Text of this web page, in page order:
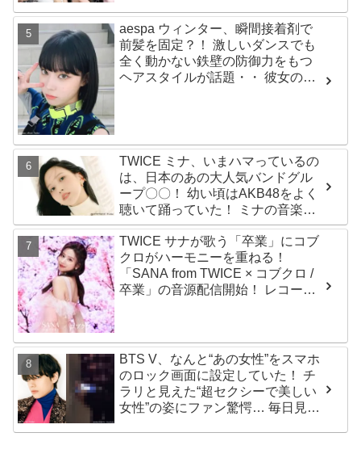
aespa ウィンター、瞬間接着剤で
前髪を固定？！ 激しいダンスでも
全く動かない鉄壁の防御力をもつ
ヘアスタイルが話題・・ 彼女の美
TWICE ミナ、いまハマっているの
は、日本のあの大人気バンドグル
ープ〇〇！ 幼い頃はAKB48をよく
聴いて踊っていた！ ミナの音楽の
趣味が明らかに
TWICE サナが歌う「卒業」にコブ
クロがハーモニーを重ねる！
「SANA from TWICE × コブクロ /
卒業」の音源配信開始！ レコーデ
BTS V、なんと“あの女性”をスマホ
のロック画面に設定していた！ チ
ラリと見えた“超セクシーで美しい
女性”の姿にファン驚愕… 毎日見る